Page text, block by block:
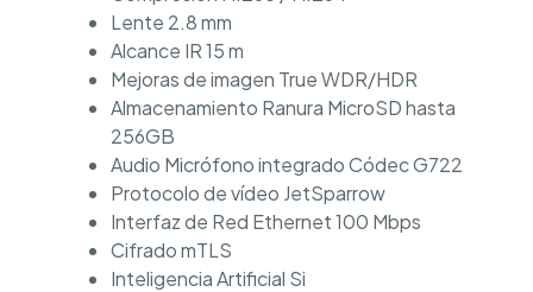
Lente 2.8 mm
Alcance IR 15 m
Mejoras de imagen True WDR/HDR
Almacenamiento Ranura MicroSD hasta
256GB
Audio Micrófono integrado Códec G722
Protocolo de vídeo JetSparrow
Interfaz de Red Ethernet 100 Mbps
Cifrado mTLS
Inteligencia Artificial Si